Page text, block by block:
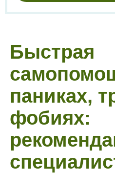
Быстрая
паниках,
фобиях: